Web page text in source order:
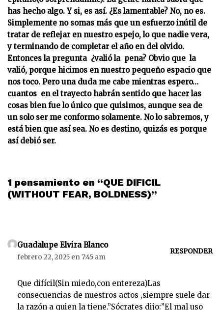
has hecho algo. Y si, es así. ¿Es lamentable? No, no es.
Simplemente no somas más que un esfuerzo inútil de
tratar de reflejar en nuestro espejo, lo que nadie vera,
y terminando de completar el año en del olvido.
Entonces la pregunta ¿valió la pena? Obvio que la
valió, porque hicimos en nuestro pequeño espacio que
nos toco. Pero una duda me cabe mientras espero…
cuantos en el trayecto habrán sentido que hacer las
cosas bien fue lo único que quisimos, aunque sea de
un solo ser me conformo solamente. No lo sabremos, y
está bien que así sea. No es destino, quizás es porque
así debió ser.
1 pensamiento en “QUE DIFICIL
(WITHOUT FEAR, BOLDNESS)”
Guadalupe Elvira Blanco
febrero 22, 2025 en 7:45 am
RESPONDER
Que difícil(Sin miedo,con entereza)Las
consecuencias de nuestros actos ,siempre suele dar
la razón a quien la tiene.”Sócrates dijo:”El mal uso